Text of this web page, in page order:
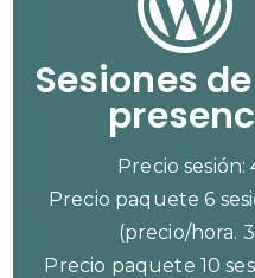
Sesiones
Precio sesión:
Precio paquete 6
(precio/hora.
Precio paquete 10